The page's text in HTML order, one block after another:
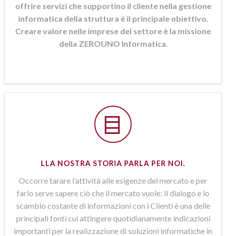
offrire servizi che supportino il cliente nella gestione
informatica della struttura è il principale obiettivo.
Creare valore nelle imprese del settore è la missione
della ZEROUNO Informatica
LLA NOSTRA STORIA PARLA PER NOI.
Occorre tarare l’attività alle esigenze del mercato e per
farlo serve sapere ciò che il mercato vuole: il dialogo e lo
scambio costante di informazioni con i Clienti è una delle
principali fonti cui attingere quotidianamente indicazioni
importanti per la realizzazione di soluzioni informatiche in